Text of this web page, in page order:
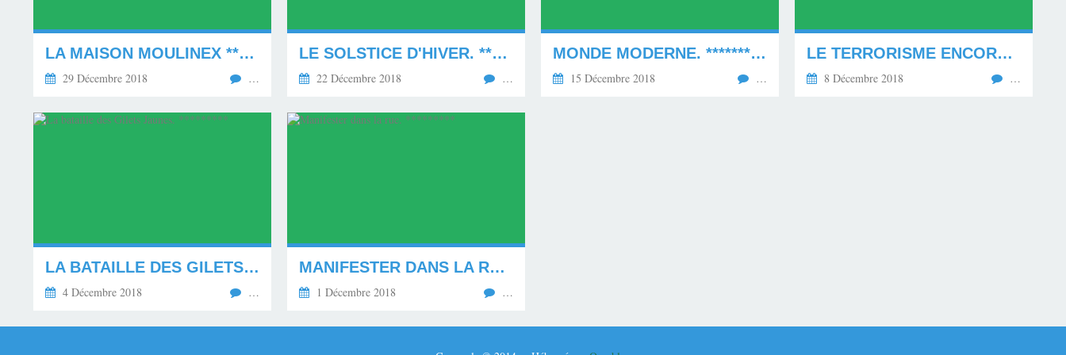
LA MAISON MOULINEX **********
29 Décembre 2018 …
LE SOLSTICE D'HIVER. *********
22 Décembre 2018 …
MONDE MODERNE. **********
15 Décembre 2018 …
LE TERRORISME ENCORE ET ENCORE..... *******
8 Décembre 2018 …
LA BATAILLE DES GILETS JAUNES. *********
4 Décembre 2018 …
MANIFESTER DANS LA RUE. *********
1 Décembre 2018 …